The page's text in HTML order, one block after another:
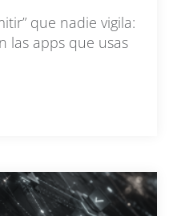
que nadie vigila:
las apps que usas